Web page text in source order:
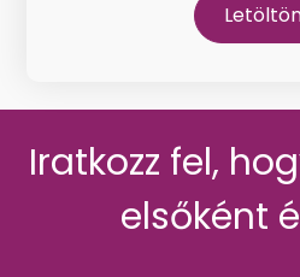
Iratkozz fel,
elsőként